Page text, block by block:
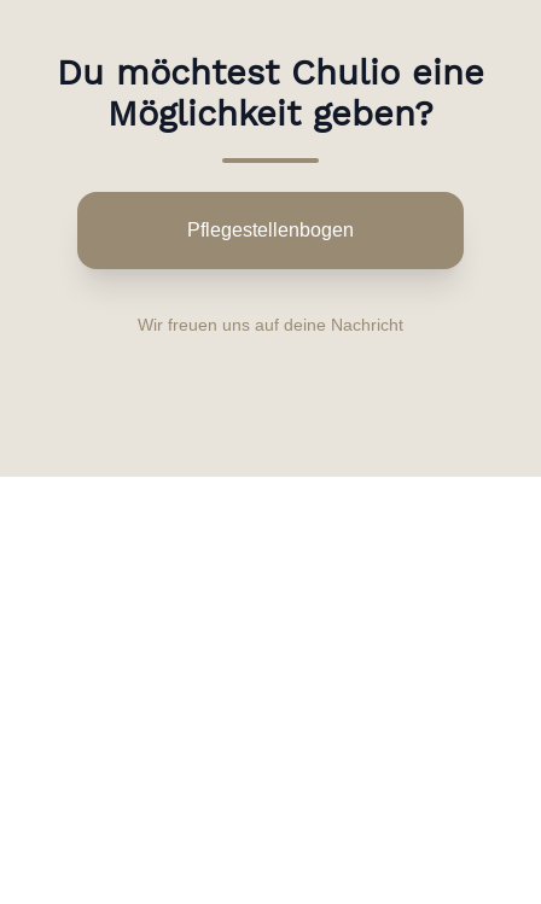
Du möchtest Chulio eine
Möglichkeit geben?
Pflegestellenbogen
Wir freuen uns auf deine Nachricht